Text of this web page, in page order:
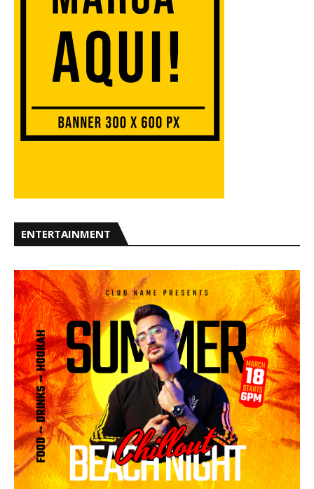
ENTERTAINMENT